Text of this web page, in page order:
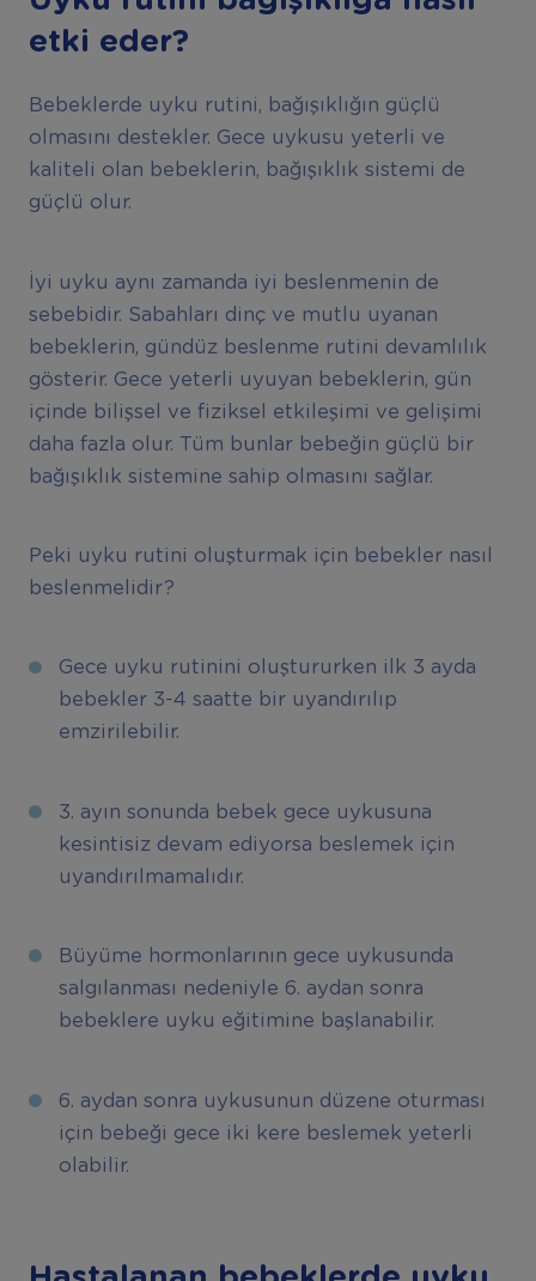
etki eder?
Bebeklerde uyku rutini, bağışıklığın güçlü
olmasını destekler. Gece uykusu yeterli ve
kaliteli olan bebeklerin, bağışıklık sistemi de
güçlü olur.
İyi uyku aynı zamanda iyi beslenmenin de
sebebidir. Sabahları dinç ve mutlu uyanan
bebeklerin, gündüz beslenme rutini devamlılık
gösterir. Gece yeterli uyuyan bebeklerin, gün
içinde bilişsel ve fiziksel etkileşimi ve gelişimi
daha fazla olur. Tüm bunlar bebeğin güçlü bir
bağışıklık sistemine sahip olmasını sağlar.
Peki uyku rutini oluşturmak için bebekler nasıl
beslenmelidir?
Gece uyku rutinini oluştururken ilk 3 ayda
bebekler 3-4 saatte bir uyandırılıp
emzirilebilir.
3. ayın sonunda bebek gece uykusuna
kesintisiz devam ediyorsa beslemek için
uyandırılmamalıdır.
Büyüme hormonlarının gece uykusunda
salgılanması nedeniyle 6. aydan sonra
bebeklere uyku eğitimine başlanabilir.
6. aydan sonra uykusunun düzene oturması
için bebeği gece iki kere beslemek yeterli
olabilir.